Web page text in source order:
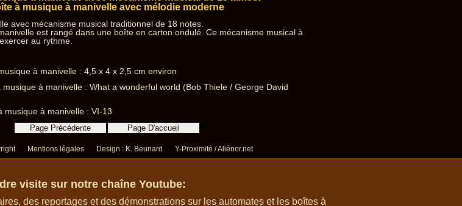
à musique à manivelle avec mélodie moderne
avec mécanisme musical traditionnel de 18 notes.
est rangé dans une boîte en carton ondulé. Ce mécanisme musical à
au rythme.
à manivelle : 4,5 x 4 x 2,5 cm environ
à manivelle : What a wonderful world (Bob Thiele / George David
musique à manivelle : VI-13
Mentions légales Design : K. Beunard Y-Proximité / Aliénor.net
visite sur notre chaîne Youtube:
des reportages et des démonstrations sur les automates et les boîtes à